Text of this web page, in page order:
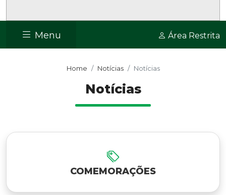
Menu Área Restrita
Home Notícias Notícias
Notícias
COMEMORAÇÕES